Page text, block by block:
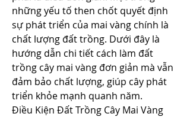
những yếu tố then chốt quyết định
sự phát triển của mai vàng chính là
chất lượng đất trồng. Dưới đây là
hướng dẫn chi tiết cách làm đất
trồng cây mai vàng đơn giản mà vẫn
đảm bảo chất lượng, giúp cây phát
triển khỏe mạnh quanh năm.
Điều Kiện Đất Trồng Cây Mai Vàng